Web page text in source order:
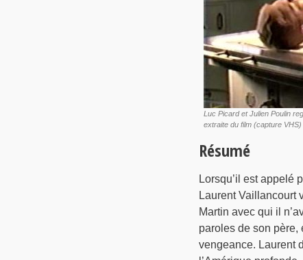
Luc Picard et Julien Poulin
extraite du film (capture
Résumé
Lorsqu’il est appelé
Laurent Vaillancourt
Martin avec qui il
paroles de son père,
vengeance. Laurent